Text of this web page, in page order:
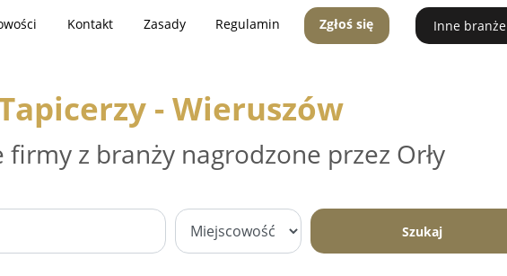
Kontakt Zasady Regulamin Zgłoś się Inne branże
- Wieruszów
firmy z branży nagrodzone przez Orły
Szukaj